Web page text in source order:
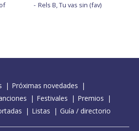
Rels B, Tu vas sin (fav)
Próximas novedades
Festivales
Premios
Listas Guía / directorio